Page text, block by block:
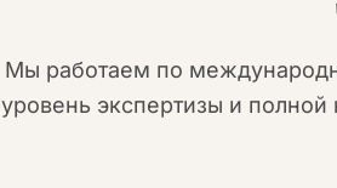
Мы работаем по
уровень экспертизы и